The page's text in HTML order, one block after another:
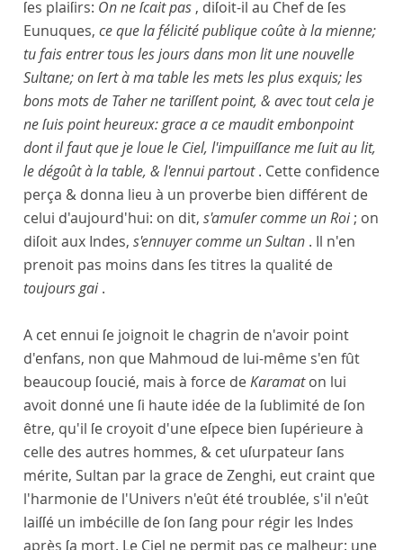
ſes plaiſirs: On ne ſcait pas , diſoit-il au Chef de ſes
Eunuques, ce que la félicité publique coûte à la mienne;
tu fais entrer tous les jours dans mon lit une nouvelle
Sultane; on ſert à ma table les mets les plus exquis; les
bons mots de Taher ne tariſſent point, & avec tout cela je
ne ſuis point heureux: grace a ce maudit embonpoint
dont il faut que je loue le Ciel, l'impuiſſance me ſuit au lit,
le dégoût à la table, & l'ennui partout. Cette confidence
perça & donna lieu à un proverbe bien différent de
celui d'aujourd'hui: on dit, s'amuſer comme un Roi; on
diſoit aux Indes, s'ennuyer comme un Sultan . Il n'en
prenoit pas moins dans ſes titres la qualité de
toujours gai.
A cet ennui ſe joignoit le chagrin de n'avoir point
d'enfans, non que Mahmoud de lui-même s'en fût
beaucoup ſoucié, mais à force deKaramaton lui
avoit donné une ſi haute idée de la ſublimité de ſon
être, qu'il ſe croyoit d'une eſpece bien ſupérieure à
celle des autres hommes, & cet uſurpateur ſans
mérite, Sultan par la grace de Zenghi, eut craint que
l'harmonie de l'Univers n'eût été troublée, s'il n'eût
laiſſé un imbécille de ſon ſang pour régir les Indes
après ſa mort. Le Ciel ne permit pas ce malheur: une